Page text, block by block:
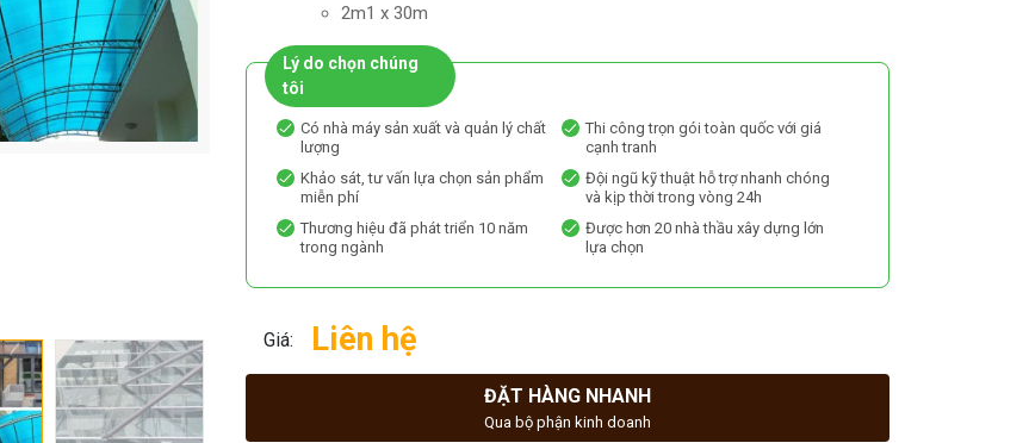
2m1 x 30m
Lý do chọn chúng
tôi
Có nhà máy sản xuất và quản lý chất
lượng
Thi công trọn gói toàn quốc với giá
cạnh tranh
Khảo sát, tư vấn lựa chọn sản phẩm
miễn phí
Đội ngũ kỹ thuật hỗ trợ nhanh chóng
và kịp thời trong vòng 24h
Thương hiệu đã phát triển 10 năm
trong ngành
Được hơn 20 nhà thầu xây dựng lớn
lựa chọn
Giá: Liên hệ
ĐẶT HÀNG NHANH
Qua bộ phận kinh doanh